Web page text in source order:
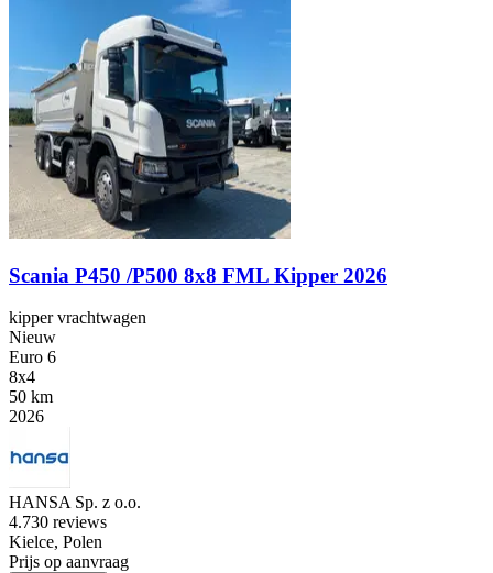
Scania P450 /P500 8x8 FML Kipper 2026
kipper vrachtwagen
Nieuw
Euro 6
8x4
50 km
2026
HANSA Sp. z o.o.
4.730 reviews
Kielce, Polen
Prijs op aanvraag